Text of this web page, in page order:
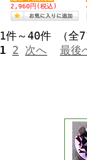
2,960円 (税込)
1件～40件 （
1 2 次へ 最後